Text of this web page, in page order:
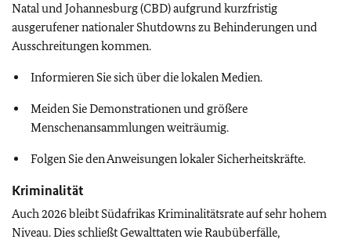
Natal und Johannesburg (CBD) aufgrund kurzfristig
ausgerufener nationaler Shutdowns zu Behinderungen und
Ausschreitungen kommen.
Informieren Sie sich über die lokalen Medien.
Meiden Sie Demonstrationen und größere
Menschenansammlungen weiträumig.
Folgen Sie den Anweisungen lokaler Sicherheitskräfte.
Kriminalität
Auch 2026 bleibt Südafrikas Kriminalitätsrate auf sehr hohem
Niveau. Dies schließt Gewalttaten wie Raubüberfälle,